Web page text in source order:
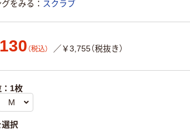
をみる
スクラブ
（税込） ／￥3,755（税抜き）
：1枚
選択